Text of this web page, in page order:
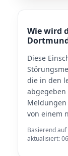
Wie wird
Diese
die in den
von einem
Basierend
aktualisiert: